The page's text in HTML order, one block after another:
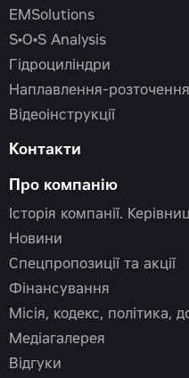
EMSolutions
S•O•S Analysis
Гідроциліндри
Наплавлення-розточення
Відеоінструкції
Контакти
Про компанію
Історія компанії.
Новини
Спецпропозиції та акції
Фінансування
Місія, кодекс, політика,
Медіагалерея
Відгуки